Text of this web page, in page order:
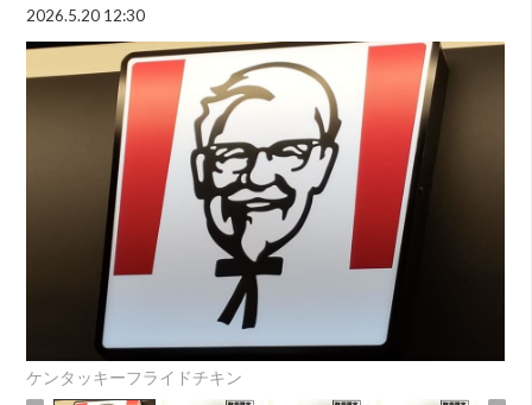
2026.5.20 12:30
ケンタッキーフライドチキン